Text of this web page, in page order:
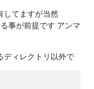
てますが当然
事が前提です アンマ
ィレクトリ以外で